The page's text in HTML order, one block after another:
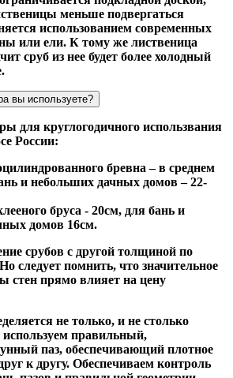
меньше подвергаться
использованием современных
или ели. К тому же лиственица
сруб из нее будет более холодный
вы используете?
для круглогодичного использвания
России:
бревна – в среднем
и небольших дачных домов – 22-
бруса - 20см, для бань и
домов 16см.
срубов с другой толщиной по
следует помнить, что значительное
стен прямо влияет на цену
не только, и не столько
правильный,
паз, обеспечивающий плотное
к другу. Обеспечиваем контроль